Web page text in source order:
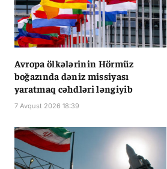
Avropa ölkələrinin Hörmüz
boğazında dəniz missiyası
yaratmaq cəhdləri ləngiyib
7 Avqust 2026 18:39